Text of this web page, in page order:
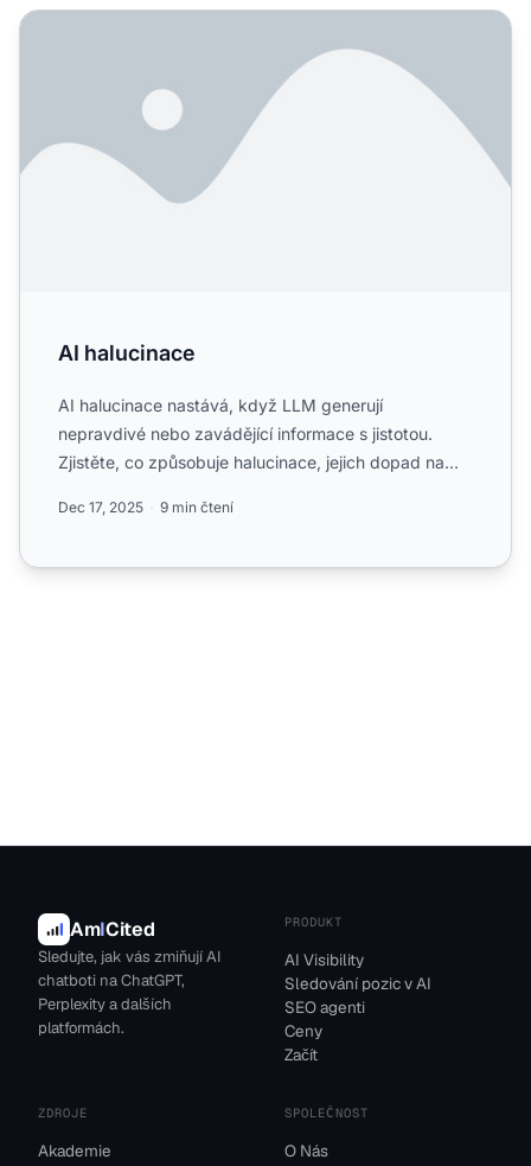
AI halucinace
AI halucinace
AI halucinace nastává, když LLM generují
nepravdivé nebo zavádějící informace s jistotou.
Zjistěte, co způsobuje halucinace, jejich dopad na
Dec 17, 2025 9 min čtení
AmICited
Sledujte, jak vás zmiňují AI
chatboti na ChatGPT,
Perplexity a dalších
platformách.
PRODUKT
AI Visibility
Sledování pozic v AI
SEO agenti
Ceny
Začít
ZDROJE
Akademie
SPOLEČNOST
O Nás